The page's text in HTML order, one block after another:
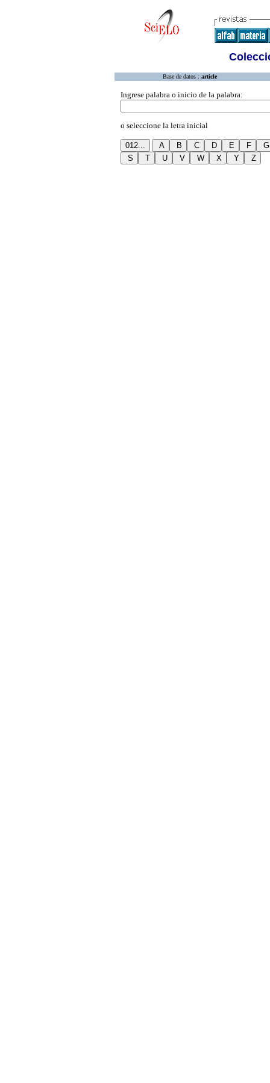
Base de datos : article
Ingrese palabra o inicio de la palabra:
o seleccione la letra inicial